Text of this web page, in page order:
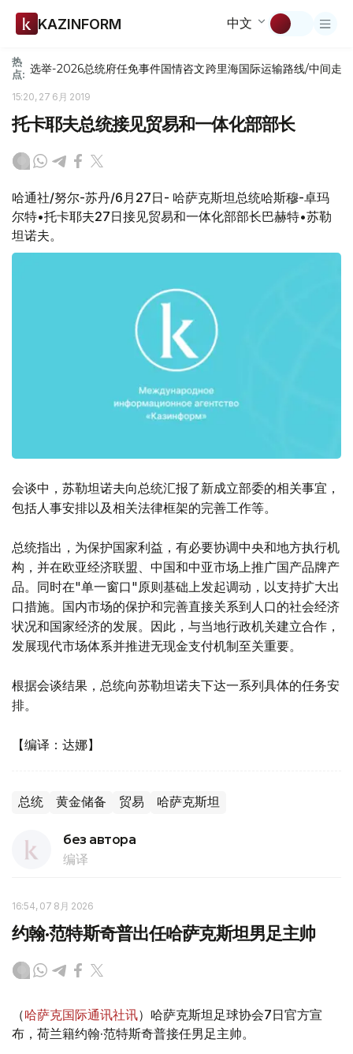
KAZINFORM 中文
热
点: 选举-2026总统府任免事件国情咨文跨里海国际运输路线/中间走廊
15:20, 27 6月 2019
托卡耶夫总统接见贸易和一体化部部长
哈通社/努尔-苏丹/6月27日- 哈萨克斯坦总统哈斯穆-卓玛
尔特•托卡耶夫27日接见贸易和一体化部部长巴赫特•苏勒
坦诺夫。
会谈中，苏勒坦诺夫向总统汇报了新成立部委的相关事宜，
包括人事安排以及相关法律框架的完善工作等。
总统指出，为保护国家利益，有必要协调中央和地方执行机
构，并在欧亚经济联盟、中国和中亚市场上推广国产品牌产
品。同时在"单一窗口"原则基础上发起调动，以支持扩大出
口措施。国内市场的保护和完善直接关系到人口的社会经济
状况和国家经济的发展。因此，与当地行政机关建立合作，
发展现代市场体系并推进无现金支付机制至关重要。
根据会谈结果，总统向苏勒坦诺夫下达一系列具体的任务安
排。
【编译：达娜】
总统 黄金储备 贸易 哈萨克斯坦
без автора
编译
16:54, 07 8月 2026
约翰·范特斯奇普出任哈萨克斯坦男足主帅
（哈萨克国际通讯社讯）哈萨克斯坦足球协会7日官方宣
布，荷兰籍约翰·范特斯奇普接任男足主帅。